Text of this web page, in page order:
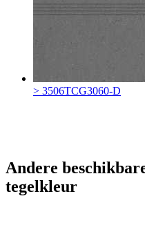
> 3506TCG3060-D
Andere
tegelkleur